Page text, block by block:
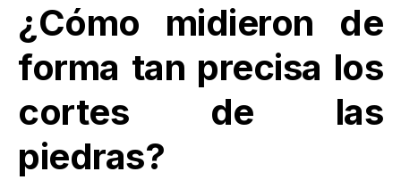
¿Cómo midieron de
forma tan precisa los
cortes de las
piedras?